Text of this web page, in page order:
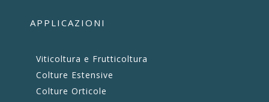
APPLICAZIONI
Viticoltura e Frutticoltura
Colture Estensive
Colture Orticole